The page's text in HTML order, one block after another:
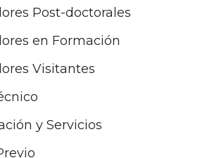
Post-doctorales
en Formación
Visitantes
y Servicios